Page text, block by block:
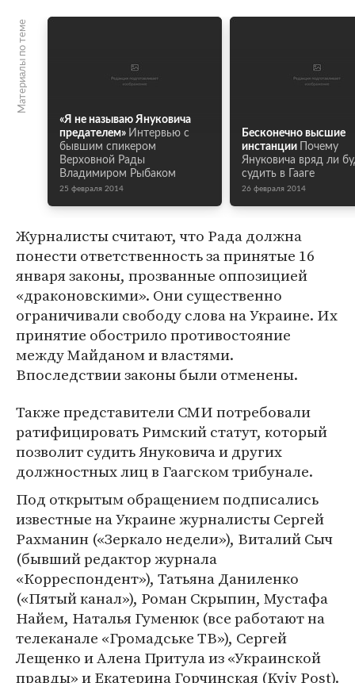
Материалы по теме
«Я не называю Януковича
предателем» Интервью с
бывшим спикером
Верховной Рады
Владимиром Рыбаком
25 февраля 2014
Бесконечно высшие
инстанции
Почему
Януковича вряд ли
судить в Гааге
26 февраля 2014
Журналисты считают, что Рада должна
понести ответственность за принятые 16
января законы, прозванные оппозицией
«драконовскими». Они существенно
ограничивали свободу слова на Украине. Их
принятие обострило противостояние
между Майданом и властями.
Впоследствии законы были отменены.
Также представители СМИ потребовали
ратифицировать Римский статут, который
позволит судить Януковича и других
должностных лиц в Гаагском трибунале.
Под открытым обращением подписались
известные на Украине журналисты Сергей
Рахманин («Зеркало недели»), Виталий Сыч
(бывший редактор журнала
«Корреспондент»), Татьяна Даниленко
(«Пятый канал»), Роман Скрыпин, Мустафа
Найем, ​​Наталья Гуменюк (все работают на
телеканале «Громадське ТВ»), Сергей
Лещенко и Алена Притула из «Украинской
правды» и Екатерина Горчинская (Kyiv Post).